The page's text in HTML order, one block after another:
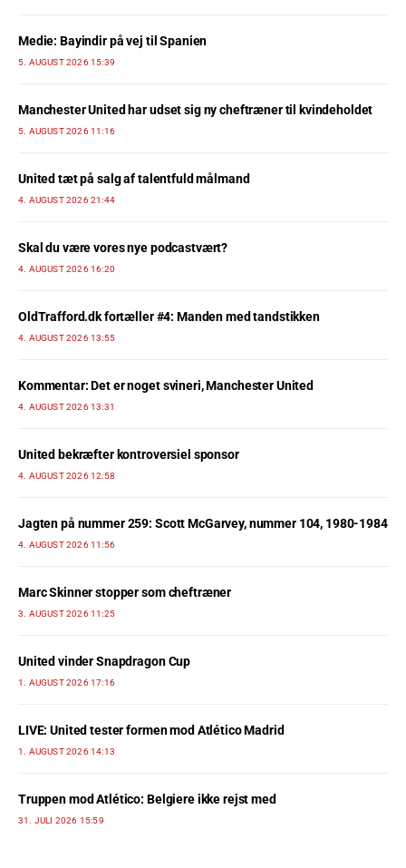
Medie: Bayindir på vej til Spanien
5. AUGUST 2026 15:39
Manchester United har udset sig ny cheftræner til kvindeholdet
5. AUGUST 2026 11:16
United tæt på salg af talentfuld målmand
4. AUGUST 2026 21:44
Skal du være vores nye podcastvært?
4. AUGUST 2026 16:20
OldTrafford.dk fortæller #4: Manden med tandstikken
4. AUGUST 2026 13:55
Kommentar: Det er noget svineri, Manchester United
4. AUGUST 2026 13:31
United bekræfter kontroversiel sponsor
4. AUGUST 2026 12:58
Jagten på nummer 259: Scott McGarvey, nummer 104, 1980-1984
4. AUGUST 2026 11:56
Marc Skinner stopper som cheftræner
3. AUGUST 2026 11:25
United vinder Snapdragon Cup
1. AUGUST 2026 17:16
LIVE: United tester formen mod Atlético Madrid
1. AUGUST 2026 14:13
Truppen mod Atlético: Belgiere ikke rejst med
31. JULI 2026 15:59